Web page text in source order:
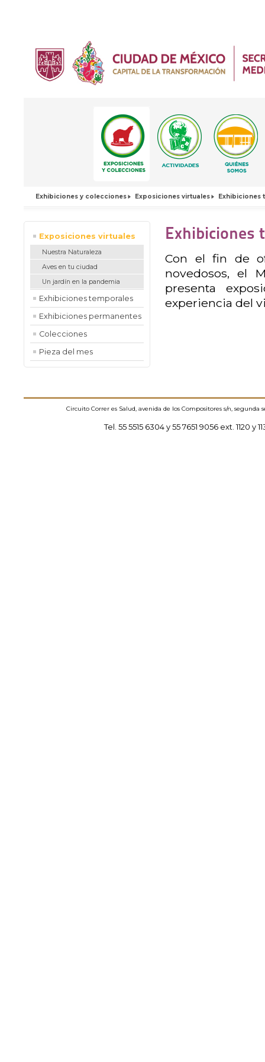
Exhibiciones y colecciones Exposiciones virtuales Exhibiciones
Exposiciones virtuales
Nuestra Naturaleza
Aves en tu ciudad
Un jardín en la pandemia
Exhibiciones temporales
Exhibiciones permanentes
Colecciones
Pieza del mes
Exhibiciones
Con el fin de
novedosos, el
presenta
experiencia del
Circuito Correr es Salud, avenida de los Compositores s/n,
Tel. 55 5515 6304 y 55 7651 9056 ext. 1120